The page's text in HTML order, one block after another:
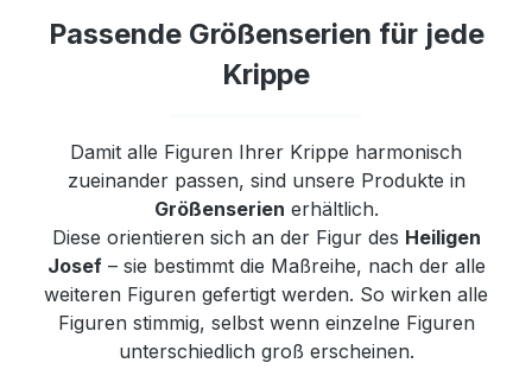
Passende Größenserien für jede
Krippe
Damit alle Figuren Ihrer Krippe harmonisch
zueinander passen, sind unsere Produkte in
Größenserien erhältlich.
Diese orientieren sich an der Figur des Heiligen
Josef– sie bestimmt die Maßreihe, nach der alle
weiteren Figuren gefertigt werden. So wirken alle
Figuren stimmig, selbst wenn einzelne Figuren
unterschiedlich groß erscheinen.